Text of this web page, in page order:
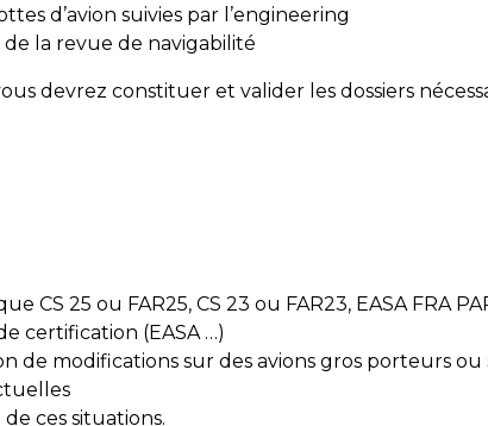
d’avion suivies par l’engineering
de la revue de navigabilité
devrez constituer et valider les dossiers
CS 25 ou FAR25, CS 23 ou FAR23, EASA FRA
certification (EASA …)
de modifications sur des avions gros porteurs ou
ces situations.